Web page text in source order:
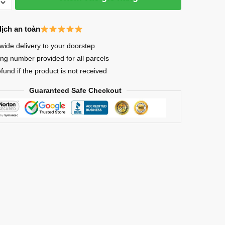
an toàn
delivery to your doorstep
number provided for all parcels
if the product is not received
Guaranteed Safe Checkout